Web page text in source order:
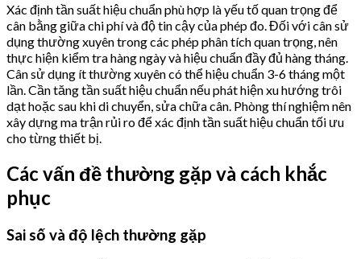
Xác định tần suất hiệu chuẩn phù hợp là yếu tố quan trọng để
cân bằng giữa chi phí và độ tin cậy của phép đo. Đối với cân sử
dụng thường xuyên trong các phép phân tích quan trọng, nên
thực hiện kiểm tra hàng ngày và hiệu chuẩn đầy đủ hàng tháng.
Cân sử dụng ít thường xuyên có thể hiệu chuẩn 3-6 tháng một
lần. Cần tăng tần suất hiệu chuẩn nếu phát hiện xu hướng trôi
dạt hoặc sau khi di chuyển, sửa chữa cân. Phòng thí nghiệm nên
xây dựng ma trận rủi ro để xác định tần suất hiệu chuẩn tối ưu
cho từng thiết bị.
Các vấn đề thường gặp và cách khắc
phục
Sai số và độ lệch thường gặp